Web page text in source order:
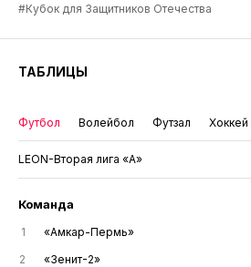
#Кубок для Защитников Отечества
ТАБЛИЦЫ
Футбол Волейбол Футзал Хоккей
LEON-Вторая лига «А»
Команда
1 «Амкар-Пермь»
2
«Зенит-2»